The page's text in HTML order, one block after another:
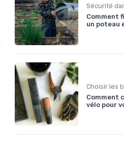
Comment
un poteau
Choisir les
Comment
vélo pour